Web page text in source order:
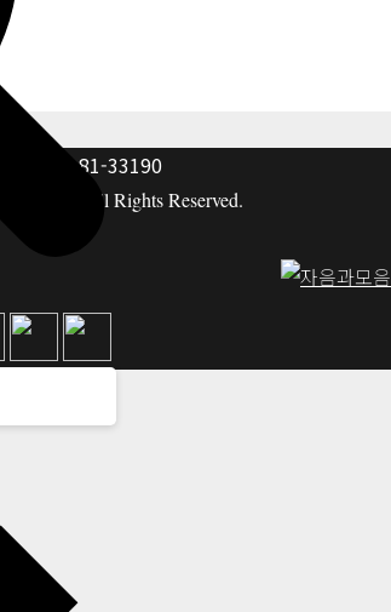
호: 117-81-33190
co. All Rights Reserved.